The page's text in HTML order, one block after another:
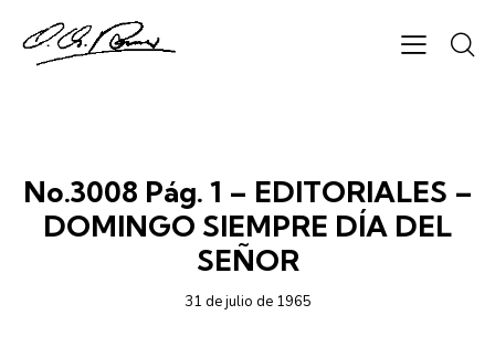
No.3008 Pág. 1 – EDITORIALES –
DOMINGO SIEMPRE DÍA DEL
SEÑOR
31 de julio de 1965